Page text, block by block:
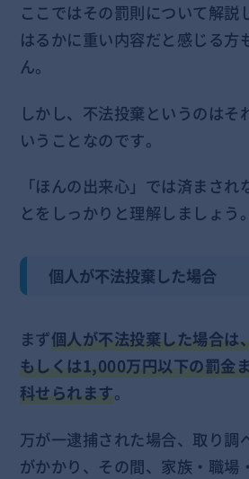
ここではその罰則について解説
はるかに重い内容だと感じる方
ん。
しかし、不法投棄というのはそ
いうことなのです。
「ほんの出来心」では済まさ
とをしっかりと理解しましょう。
個人が不法投棄した場合
まず個人が不法投棄した場合は
もしくは1,000万円以下の罰金
科せられます。
万が一逮捕された場合、取り調
がかかり、その間、家族・職場